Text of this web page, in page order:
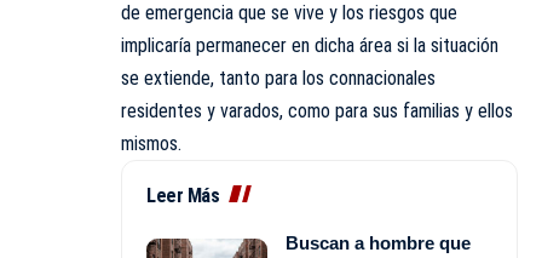
de emergencia que se vive y los riesgos que
implicaría permanecer en dicha área si la situación
se extiende, tanto para los connacionales
residentes y varados, como para sus familias y ellos
mismos.
Leer Más
Buscan a hombre que